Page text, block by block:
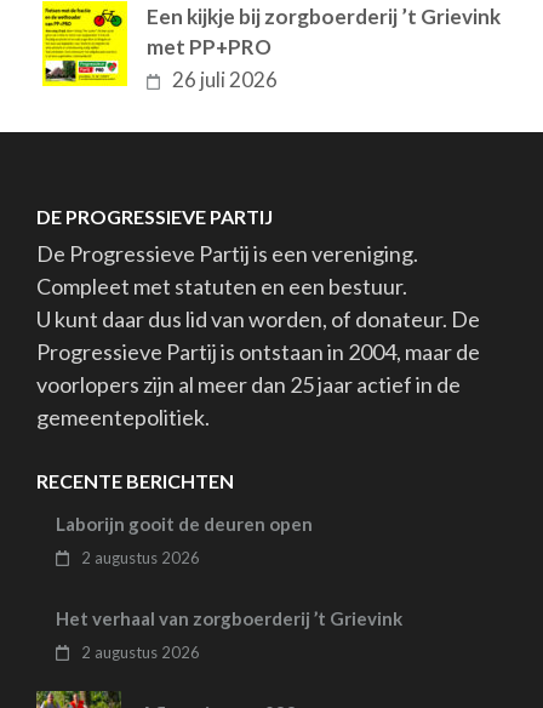
Een kijkje bij zorgboerderij ’t Grievink
met PP+PRO
26 juli 2026
DE PROGRESSIEVE PARTIJ
De Progressieve Partij is een vereniging.
Compleet met statuten en een bestuur.
U kunt daar dus lid van worden, of donateur. De
Progressieve Partij is ontstaan in 2004, maar de
voorlopers zijn al meer dan 25 jaar actief in de
gemeentepolitiek.
RECENTE BERICHTEN
Laborijn gooit de deuren open
2 augustus 2026
Het verhaal van zorgboerderij ’t Grievink
2 augustus 2026